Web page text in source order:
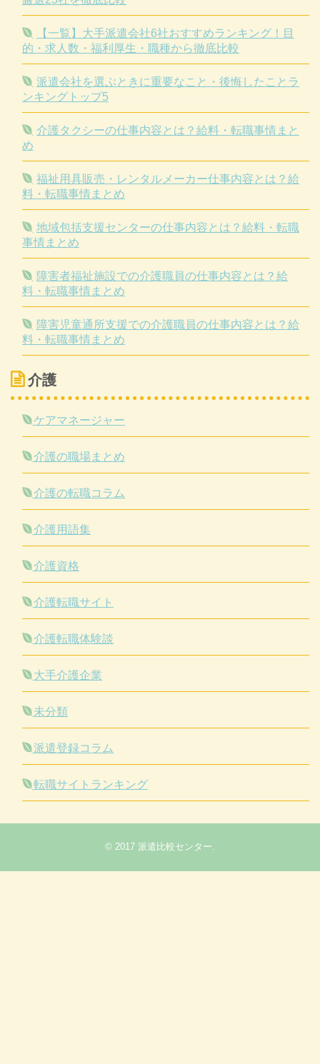
【一覧】大手派遣会社6社おすすめランキング！目
的・求人数・福利厚生・職種から徹底比較
派遣会社を選ぶときに重要なこと・後悔したことラ
ンキングトップ5
介護タクシーの仕事内容とは？給料・転職事情まと
め
福祉用具販売・レンタルメーカー仕事内容とは？給
料・転職事情まとめ
地域包括支援センターの仕事内容とは？給料・転職
事情まとめ
障害者福祉施設での介護職員の仕事内容とは？給
料・転職事情まとめ
障害児童通所支援での介護職員の仕事内容とは？給
料・転職事情まとめ
介護
ケアマネージャー
介護の職場まとめ
介護の転職コラム
介護用語集
介護資格
介護転職サイト
介護転職体験談
大手介護企業
未分類
派遣登録コラム
転職サイトランキング
© 2017 派遣比較センター